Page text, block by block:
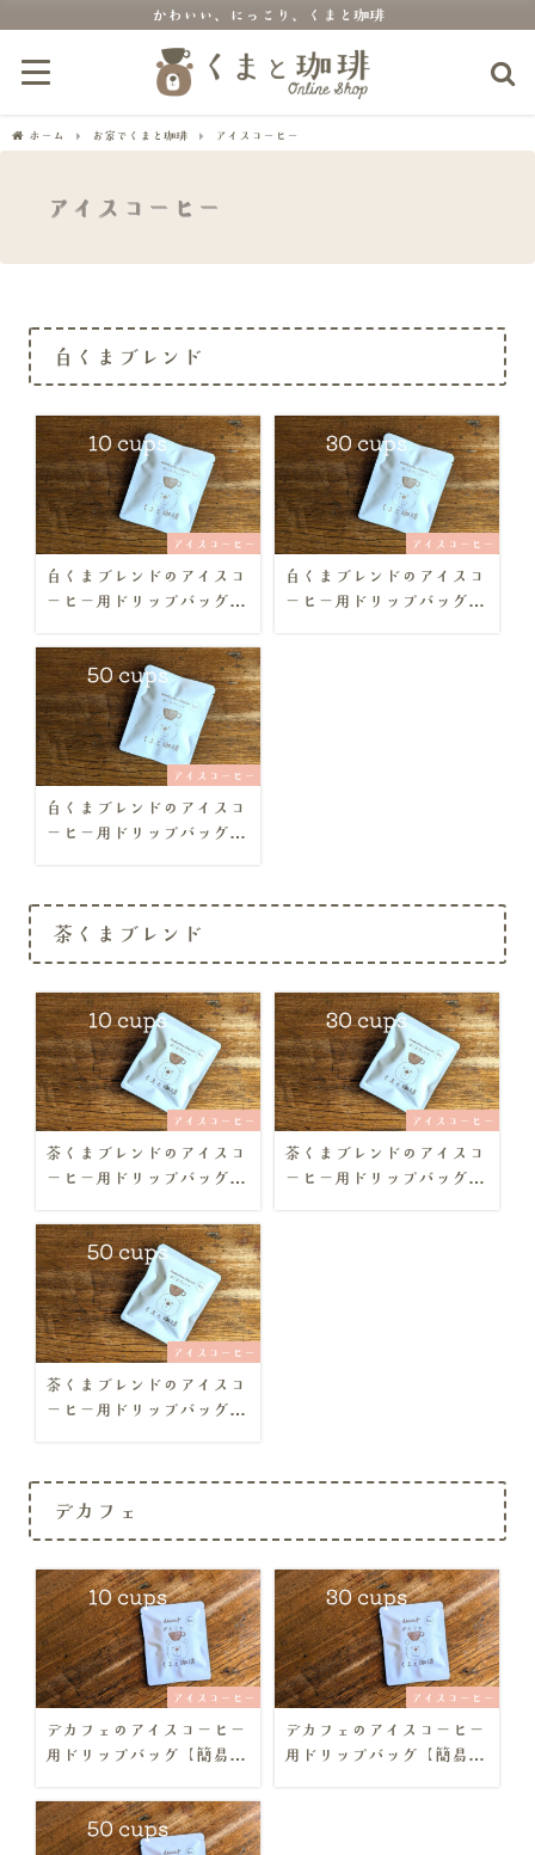
かわいい、にっこり、くまと珈琲
ホーム お家でくまと珈琲 アイスコーヒー
アイスコーヒー
白くまブレンド
アイスコーヒー
白くまブレンドのアイスコ
ーヒー用ドリップバッグ
アイスコーヒー
白くまブレンドのアイスコ
ーヒー用ドリップバッグ
アイスコーヒー
白くまブレンドのアイスコ
ーヒー用ドリップバッグ
茶くまブレンド
アイスコーヒー
茶くまブレンドのアイスコ
ーヒー用ドリップバッグ
アイスコーヒー
茶くまブレンドのアイスコ
ーヒー用ドリップバッグ
アイスコーヒー
茶くまブレンドのアイスコ
ーヒー用ドリップバッグ
デカフェ
アイスコーヒー
デカフェのアイスコーヒー
用ドリップバッグ【簡易包
アイスコーヒー
デカフェのアイスコーヒー
用ドリップバッグ【簡易包